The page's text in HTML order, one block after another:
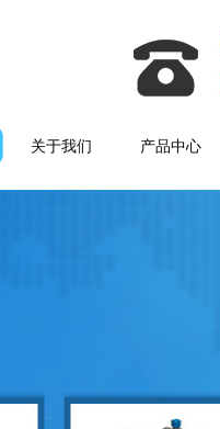
关于我们 产品中心